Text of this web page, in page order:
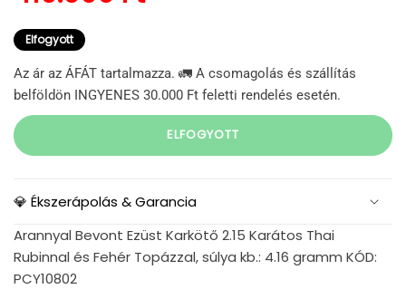
Elfogyott
Az ár az ÁFÁT tartalmazza. 🚛 A csomagolás és szállítás
belföldön INGYENES 30.000 Ft feletti rendelés esetén.
ELFOGYOTT
💎 Ékszerápolás & Garancia
Arannyal Bevont Ezüst Karkötő 2.15 Karátos Thai
Rubinnal és Fehér Topázzal, súlya kb.: 4.16 gramm KÓD:
PCY10802